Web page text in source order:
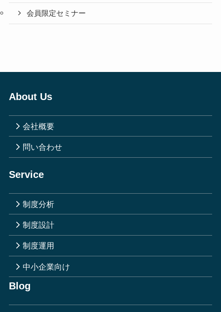
会員限定セミナー
About Us
会社概要
問い合わせ
Service
制度分析
制度設計
制度運用
中小企業向け
Blog